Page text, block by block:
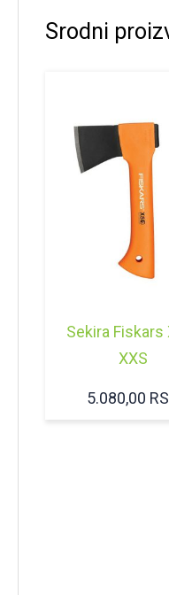
Srodni
Sekira Fiskars
XXS
5.080,00